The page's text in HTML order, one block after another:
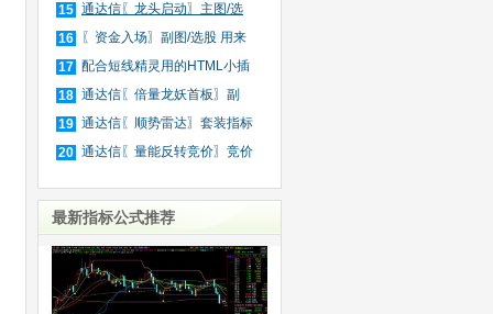
庄
15 通达信〖龙头启动〗主图/选
股
16
〖资金入场〗副图/选股 用来
抓
17 配合短线精灵用的HTML小插
件
18 通达信〖倍量龙妖首板〗副
图/
19 通达信〖顺势雷达〗套装指标
20 通达信〖量能反转竞价〗竞价
最新指标公式推荐